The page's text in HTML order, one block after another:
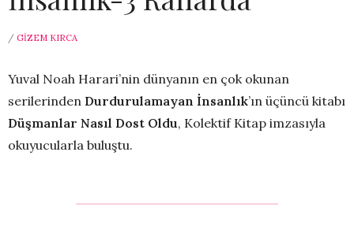
/ GIZEM KIRCA
Yuval Noah Harari’nin dünyanın en çok okunan
serilerinden Durdurulamayan İnsanlık’ın üçüncü kitabı
Düşmanlar Nasıl Dost Oldu, Kolektif Kitap imzasıyla
okuyucularla buluştu.